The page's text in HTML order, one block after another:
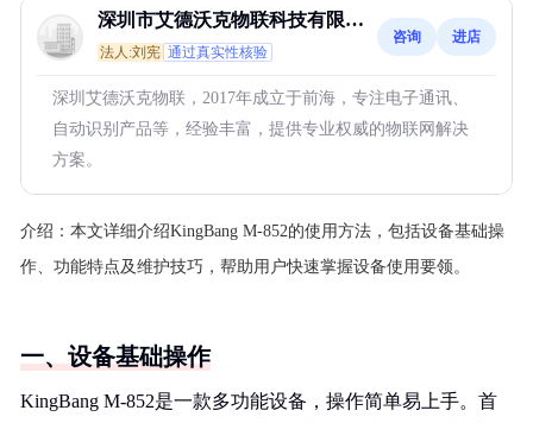
深圳市艾德沃克物联科技有限公
司
法人:刘宪 通过真实性核验
咨询 进店
深圳艾德沃克物联，2017年成立于前海，专注电子通讯、
自动识别产品等，经验丰富，提供专业权威的物联网解决
方案。
介绍： 本文详细介绍KingBang M-852的使用方法，包括设备基础操
作、功能特点及维护技巧，帮助用户快速掌握设备使用要领。
一、设备基础操作
KingBang M-852是一款多功能设备，操作简单易上手。首